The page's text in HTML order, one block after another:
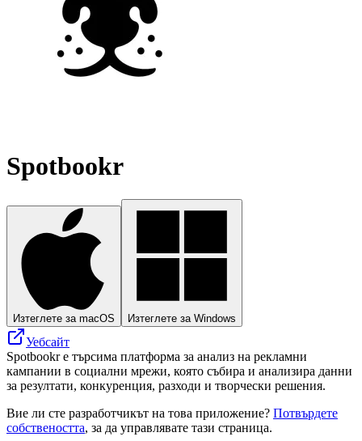
Spotbookr
Изтеглете за macOS Изтеглете за Windows
Уебсайт
Spotbookr е търсима платформа за анализ на рекламни
кампании в социални мрежи, която събира и анализира данни
за резултати, конкуренция, разходи и творчески решения.
Вие ли сте разработчикът на това приложение? Потвърдете
собствеността, за да управлявате тази страница.